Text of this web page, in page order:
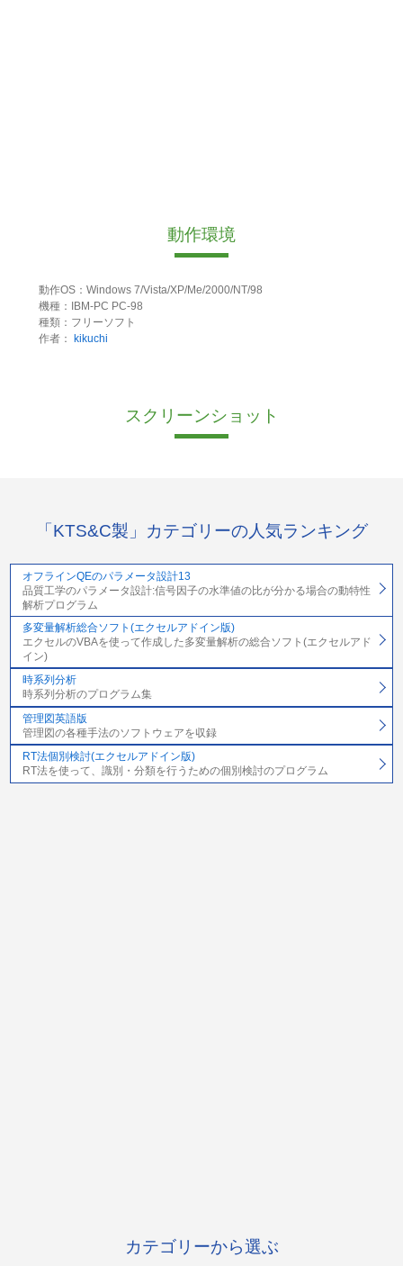
動作環境
動作OS：Windows 7/Vista/XP/Me/2000/NT/98
機種：IBM-PC PC-98
種類：フリーソフト
作者：
kikuchi
スクリーンショット
「KTS&C製」カテゴリーの人気ランキング
オフラインQEのパラメータ設計13
品質工学のパラメータ設計:信号因子の水準値の比が分かる場合の動特性
解析プログラム
多変量解析総合ソフト(エクセルアドイン版)
エクセルのVBAを使って作成した多変量解析の総合ソフト(エクセルアド
イン)
時系列分析
時系列分析のプログラム集
管理図英語版
管理図の各種手法のソフトウェアを収録
RT法個別検討(エクセルアドイン版)
RT法を使って、識別・分類を行うための個別検討のプログラム
カテゴリーから選ぶ